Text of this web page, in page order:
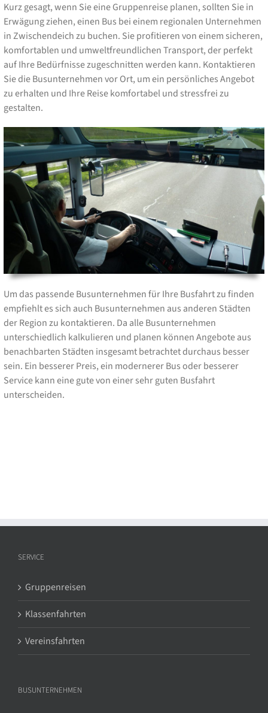
Kurz gesagt, wenn Sie eine Gruppenreise planen, sollten Sie in
Erwägung ziehen, einen Bus bei einem regionalen Unternehmen
in Zwischendeich zu buchen. Sie profitieren von einem sicheren,
komfortablen und umweltfreundlichen Transport, der perfekt
auf Ihre Bedürfnisse zugeschnitten werden kann. Kontaktieren
Sie die Busunternehmen vor Ort, um ein persönliches Angebot
zu erhalten und Ihre Reise komfortabel und stressfrei zu
gestalten.
Um das passende Busunternehmen für Ihre Busfahrt zu finden
empfiehlt es sich auch Busunternehmen aus anderen Städten
der Region zu kontaktieren. Da alle Busunternehmen
unterschiedlich kalkulieren und planen können Angebote aus
benachbarten Städten insgesamt betrachtet durchaus besser
sein. Ein besserer Preis, ein modernerer Bus oder besserer
Service kann eine gute von einer sehr guten Busfahrt
unterscheiden.
SERVICE
Gruppenreisen
Klassenfahrten
Vereinsfahrten
BUSUNTERNEHMEN